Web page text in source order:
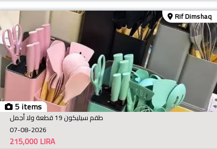
5 items
Rif Dimshaq
طقم سيليكون 19 قطعة ولا أجمل
07-08-2026
LIRA
215,000